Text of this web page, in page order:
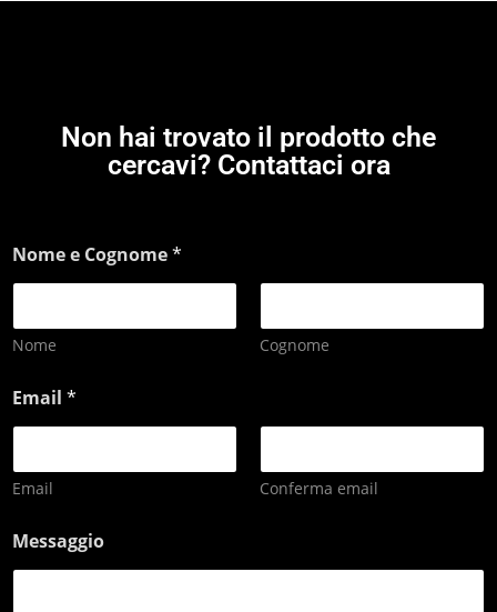
Non hai trovato il prodotto che
cercavi? Contattaci ora
Nome e Cognome*
Nome Cognome
Email *
Email Conferma email
Messaggio